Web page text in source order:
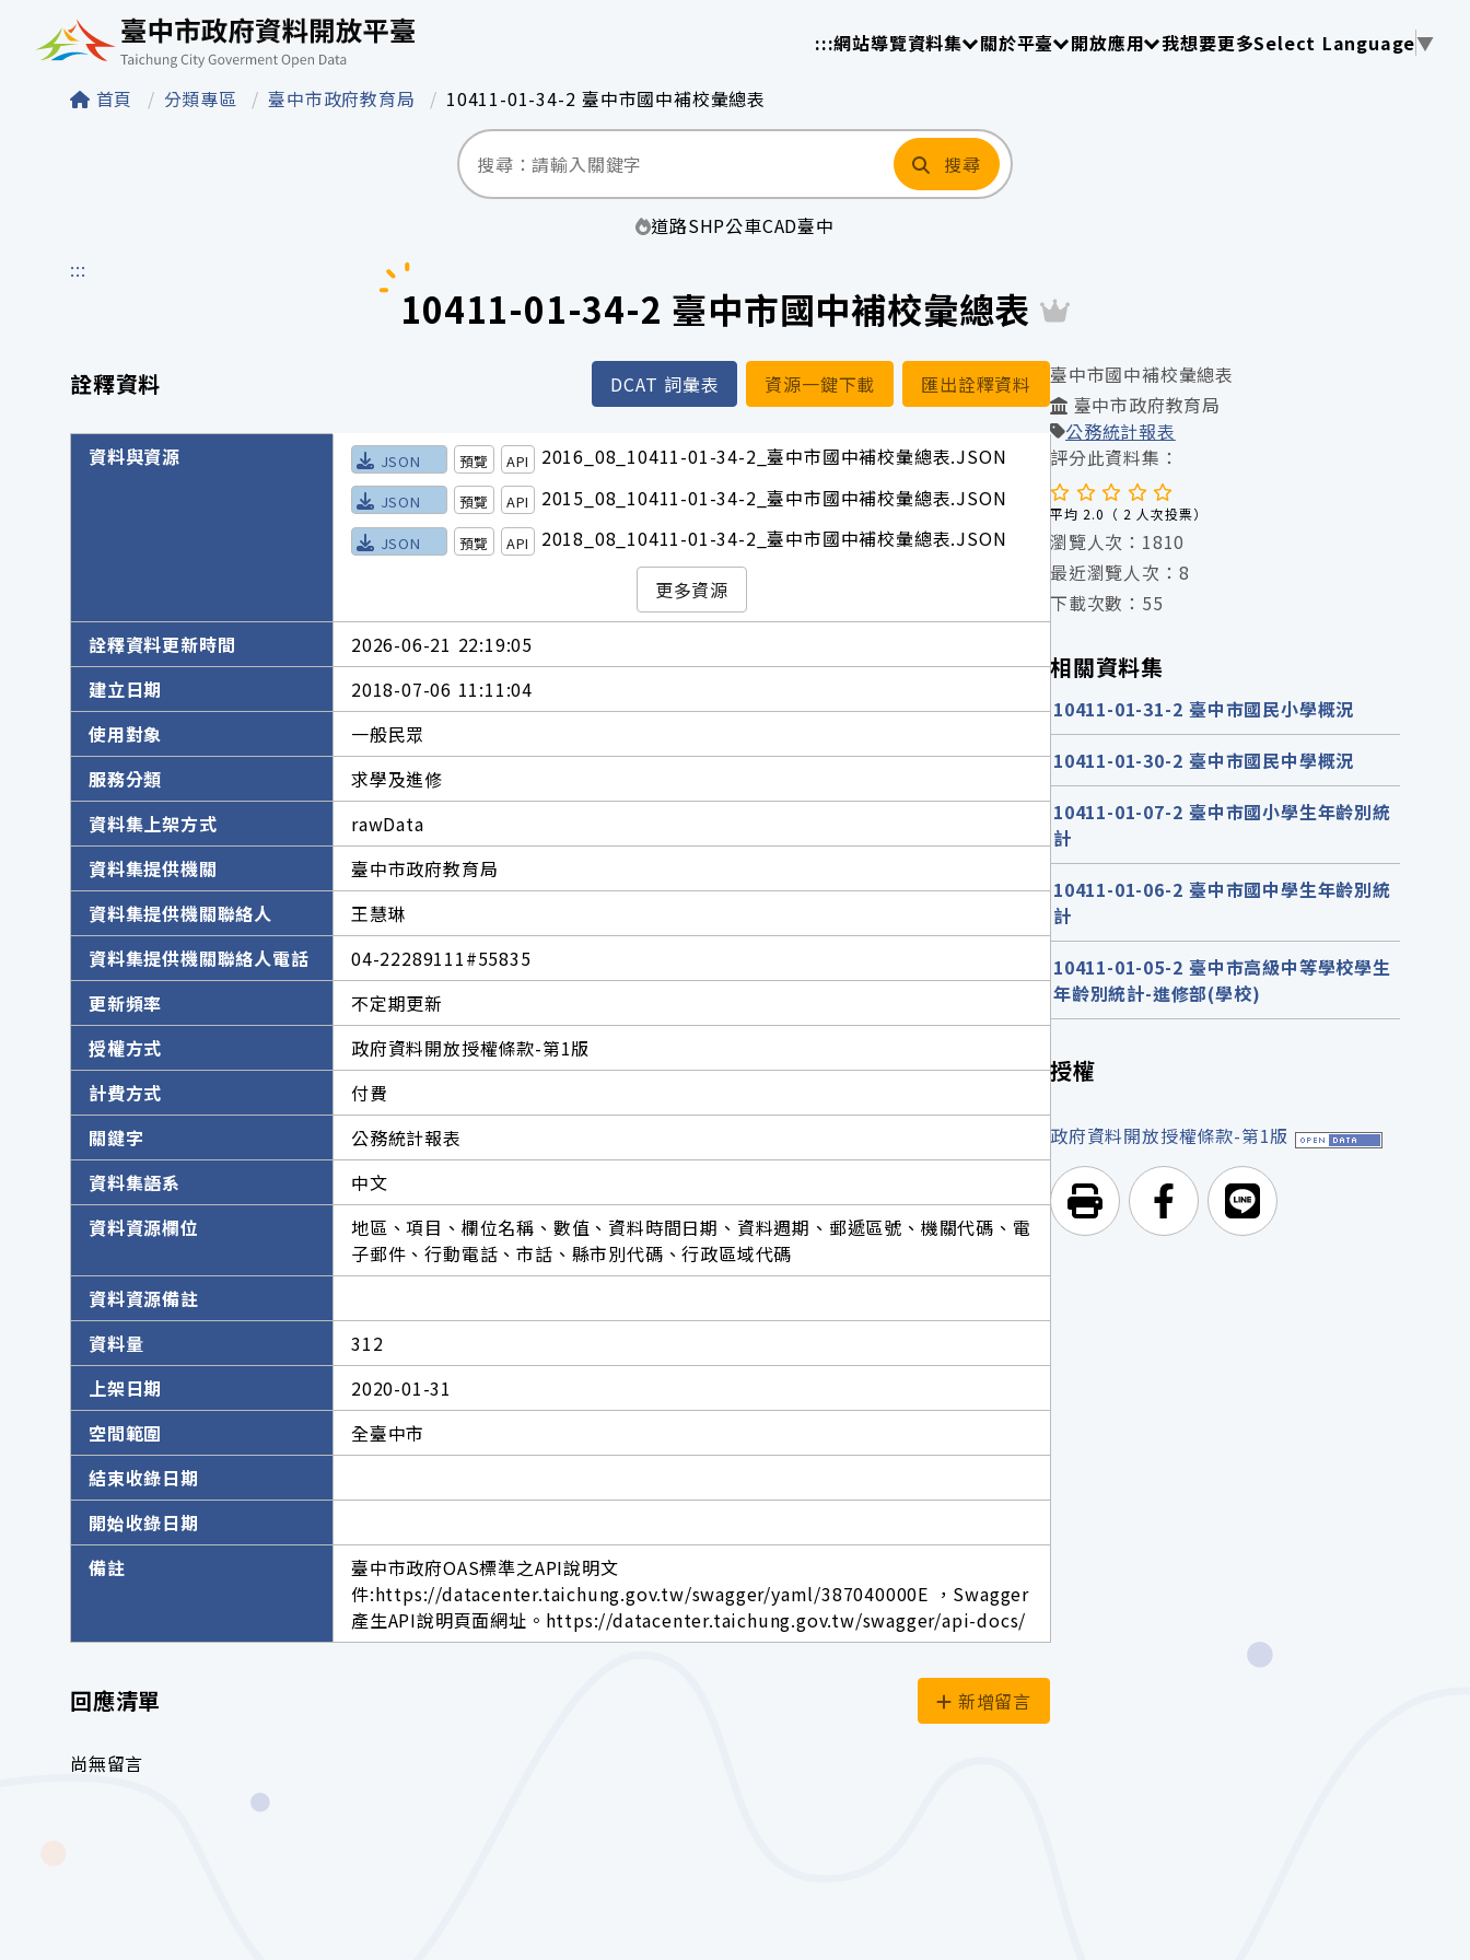
臺中市政府資料開放平臺 :::網站導覽資料集請使用 TAB 操作選單
關於平臺請使用 TAB 操作選單
開放應用請使用 TAB 操作選單
我想要更多Select Language▼
首頁 分類專區 臺中市政府教育局 10411-01-34-2 臺中市國中補校彙總表
搜尋
道路SHP公車CAD臺中
:::
10411-01-34-2 臺中市國中補校彙總表
詮釋資料 DCAT 詞彙表 資源一鍵下載 匯出詮釋資料
詮釋資料詳細內容
資料與資源 JSON 預覽 API 2016_08_10411-01-34-2_臺中市國中補校彙總表.JSON
JSON 預覽 API 2015_08_10411-01-34-2_臺中市國中補校彙總表.JSON
JSON 預覽 API
2018_08_10411-01-34-2_臺中市國中補校彙總表.JSON
更多資源
詮釋資料更新時間
2026-06-21 22:19:05
建立日期
2018-07-06 11:11:04
使用對象
一般民眾
服務分類
求學及進修
資料集上架方式
rawData
資料集提供機關
臺中市政府教育局
資料集提供機關聯絡人
王慧琳
資料集提供機關聯絡人電話
04-22289111#55835
更新頻率
不定期更新
授權方式
政府資料開放授權條款-第1版
計費方式
付費
關鍵字
公務統計報表
資料集語系
中文
資料資源欄位
地區、項目、欄位名稱、數值、資料時間日期、資料週期、郵遞區號、機關代碼、電
子郵件、行動電話、市話、縣市別代碼、行政區域代碼
資料資源備註
資料量
312
上架日期
2020-01-31
空間範圍
全臺中市
結束收錄日期
開始收錄日期
備註
臺中市政府OAS標準之API說明文
件:https://datacenter.taichung.gov.tw/swagger/yaml/387040000E ，Swagger
產生API說明頁面網址。https://datacenter.taichung.gov.tw/swagger/api-docs/
回應清單 新增留言
尚無留言
臺中市國中補校彙總表
臺中市政府教育局
公務統計報表
評分此資料集：
平均 2.0（ 2 人次投票）
瀏覽人次：1810
最近瀏覽人次：8
下載次數：55
相關資料集
10411-01-31-2 臺中市國民小學概況
10411-01-30-2 臺中市國民中學概況
10411-01-07-2 臺中市國小學生年齡別統
計
10411-01-06-2 臺中市國中學生年齡別統
計
10411-01-05-2 臺中市高級中等學校學生
年齡別統計-進修部(學校)
授權
政府資料開放授權條款-第1版
列印頁面前往Facebook
前往Line